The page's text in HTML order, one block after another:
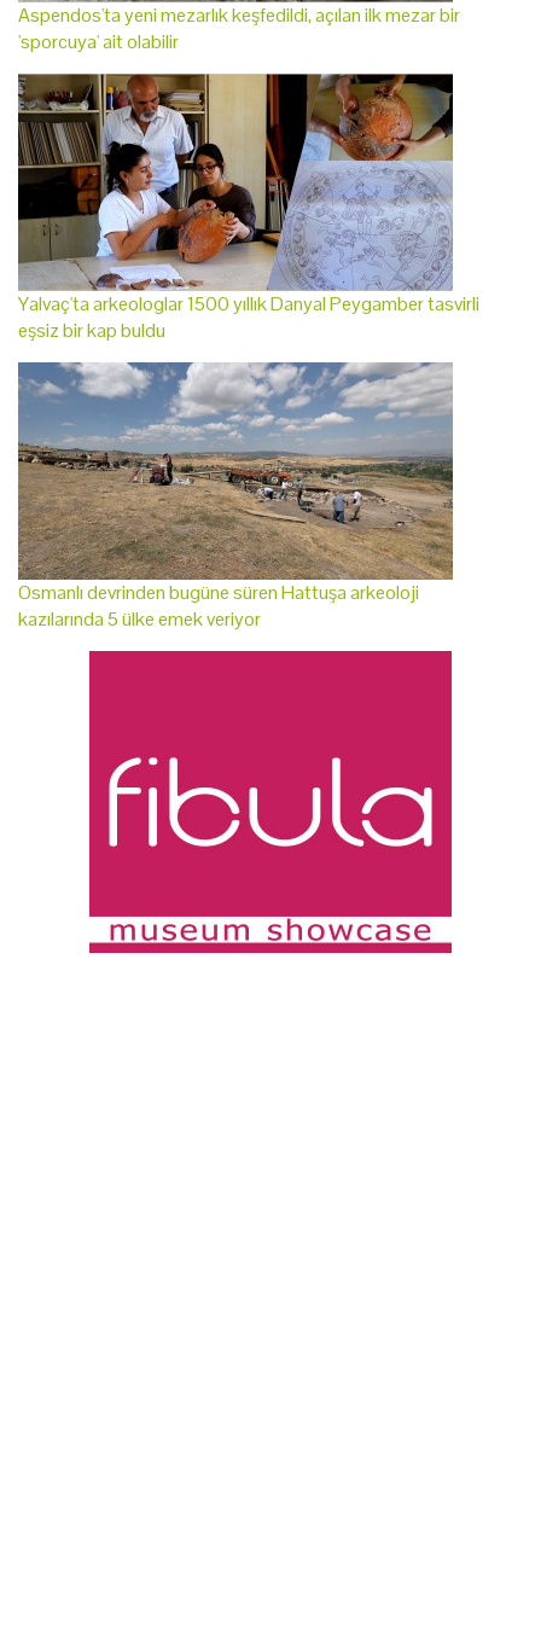
Aspendos'ta yeni mezarlık keşfedildi, açılan ilk mezar bir
'sporcuya' ait olabilir
Yalvaç'ta arkeologlar 1500 yıllık Danyal Peygamber tasvirli
eşsiz bir kap buldu
Osmanlı devrinden bugüne süren Hattuşa arkeoloji
kazılarında 5 ülke emek veriyor